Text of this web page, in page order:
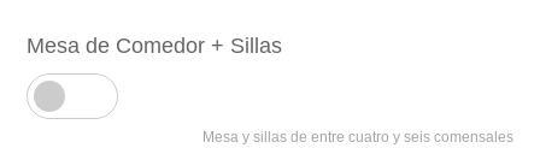
Mesa de Comedor + Sillas
Mesa y sillas de entre cuatro y seis comensales